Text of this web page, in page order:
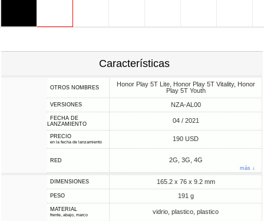
Características
OTROS NOMBRES
Honor Play 5T Lite, Honor Play 5T Vitality, Honor
Play 5T Youth
VERSIONES NZA-AL00
FECHA DE
LANZAMIENTO
04 / 2021
PRECIO
en la fecha de lanzamiento 190 USD
RED 2G, 3G, 4G
más ↓
DIMENSIONES 165.2 x 76 x 9.2 mm
PESO 191 g
MATERIAL
frente, abajo, marco vidrio, plastico, plastico